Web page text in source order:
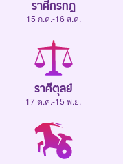
ราศีกรกฎ
15 ก.ค.-16 ส.ค.
ราศีตุลย์
17 ต.ค.-15 พ.ย.